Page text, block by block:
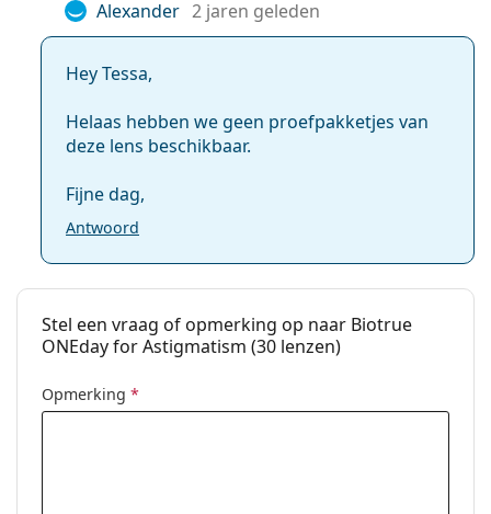
Gewicht:
92 gr
Overig
Categorie:
Torische lenzen
Alexander 2 jaren geleden
Hey Tessa,
Helaas hebben we geen proefpakketjes van
deze lens beschikbaar.
Fijne dag,
Antwoord
Stel een vraag of opmerking op naar Biotrue
ONEday for Astigmatism (30 lenzen)
Opmerking *